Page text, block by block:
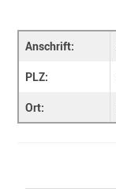
Anschrift:
PLZ:
Ort: